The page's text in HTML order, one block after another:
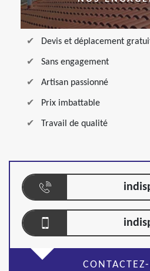
Devis et déplacement
Sans engagement
Artisan passionné
Prix imbattable
Travail de qualité